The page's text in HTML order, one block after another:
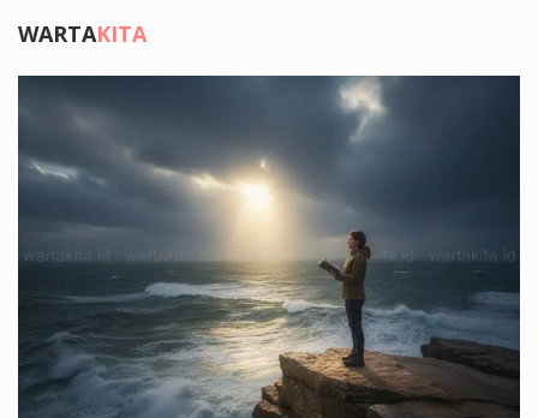
WARTAKITA